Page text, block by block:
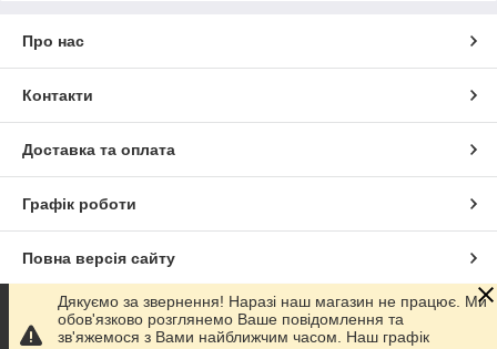
Про нас
Контакти
Доставка та оплата
Графік роботи
Повна версія сайту
Сайт створено на маркетплейсіProm.ua
Дякуємо за звернення! Наразі наш магазин не працює. Ми
обов'язково розглянемо Ваше повідомлення та
зв'яжемося з Вами найближчим часом. Наш графік